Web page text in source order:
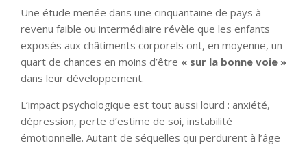
Une étude menée dans une cinquantaine de pays à
revenu faible ou intermédiaire révèle que les enfants
exposés aux châtiments corporels ont, en moyenne, un
quart de chances en moins d’être « sur la bonne voie »
dans leur développement.
L’impact psychologique est tout aussi lourd : anxiété,
dépression, perte d’estime de soi, instabilité
émotionnelle. Autant de séquelles qui perdurent à l’âge